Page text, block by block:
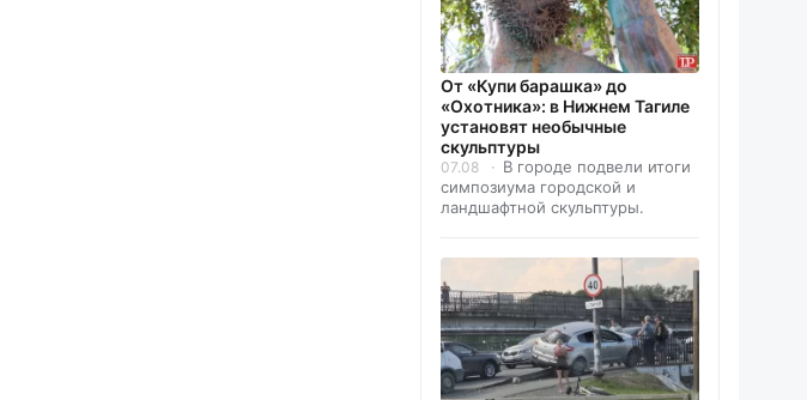
От «Купи барашка» до
«Охотника»: в Нижнем Тагиле
установят необычные
скульптуры
07.08
В городе подвели итоги
симпозиума городской и
ландшафтной скульптуры.